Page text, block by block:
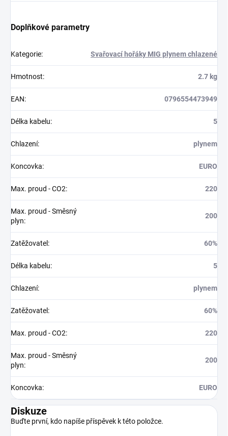
Doplňkové parametry
Kategorie: Svařovací hořáky MIG plynem chlazené
Hmotnost: 2.7 kg
EAN: 0796554473949
Délka kabelu: 5
Chlazení: plynem
Koncovka: EURO
Max. proud - CO2: 220
Max. proud - Směsný
plyn:
200
Zatěžovatel : 60%
Délka kabelu: 5
Chlazení: plynem
Zatěžovatel : 60%
Max. proud - CO2: 220
Max. proud - Směsný
plyn:
200
Koncovka: EURO
Diskuze
Buďte první, kdo napíše příspěvek k této položce.